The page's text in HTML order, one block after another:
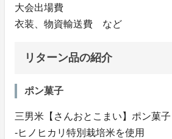
大会出場費
衣装、物資輸送費 など
リターン品の紹介
ポン菓子
三男米【さんおとこまい】ポン菓子
‐ヒノヒカリ特別栽培米を使用